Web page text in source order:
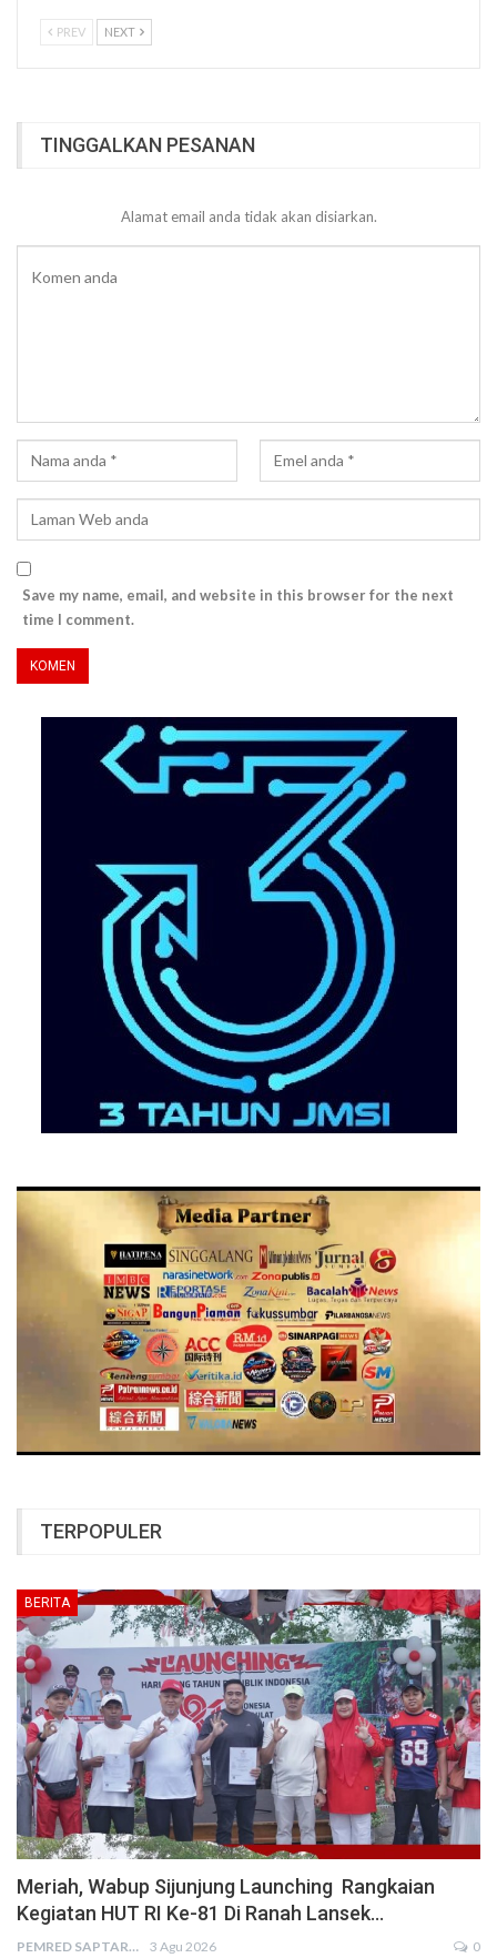
PREV NEXT
TINGGALKAN PESANAN
Alamat email anda tidak akan disiarkan.
Save my name, email, and website in this browser for the next
time I comment.
TERPOPULER
BERITA
Meriah, Wabup Sijunjung Launching Rangkaian
Kegiatan HUT RI Ke-81 Di Ranah Lansek…
PEMRED SAPTARIUS 3 Agu 2026 0